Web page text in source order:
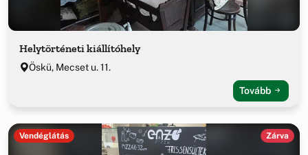
Helytörténeti kiállítóhely
Öskü, Mecset u. 11.
Tovább
Vendéglátás Zárva